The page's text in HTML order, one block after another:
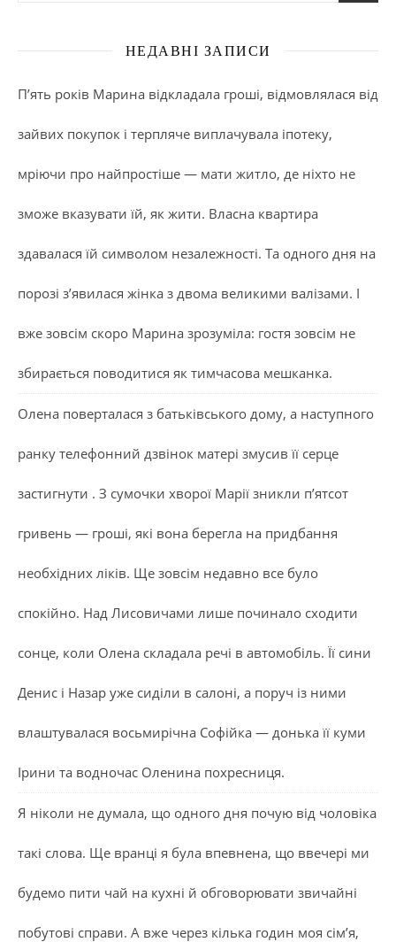
НЕДАВНІ ЗАПИСИ
П’ять років Марина відкладала гроші, відмовлялася від
зайвих покупок і терпляче виплачувала іпотеку,
мріючи про найпростіше — мати житло, де ніхто не
зможе вказувати їй, як жити. Власна квартира
здавалася їй символом незалежності. Та одного дня на
порозі з’явилася жінка з двома великими валізами. І
вже зовсім скоро Марина зрозуміла: гостя зовсім не
збирається поводитися як тимчасова мешканка.
Олена поверталася з батьківського дому, а наступного
ранку телефонний дзвінок матері змусив її серце
застигнути . З сумочки хворої Марії зникли п’ятсот
гривень — гроші, які вона берегла на придбання
необхідних ліків. Ще зовсім недавно все було
спокійно. Над Лисовичами лише починало сходити
сонце, коли Олена складала речі в автомобіль. Її сини
Денис і Назар уже сиділи в салоні, а поруч із ними
влаштувалася восьмирічна Софійка — донька її куми
Ірини та водночас Оленина похресниця.
Я ніколи не думала, що одного дня почую від чоловіка
такі слова. Ще вранці я була впевнена, що ввечері ми
будемо пити чай на кухні й обговорювати звичайні
побутові справи. А вже через кілька годин моя сім’я,